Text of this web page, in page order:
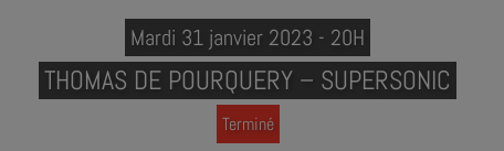
Mardi 31 janvier 2023 - 20H
THOMAS DE POURQUERY – SUPERSONIC
Terminé